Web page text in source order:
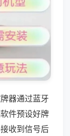
器通过蓝牙
件预设好牌
收到信号后